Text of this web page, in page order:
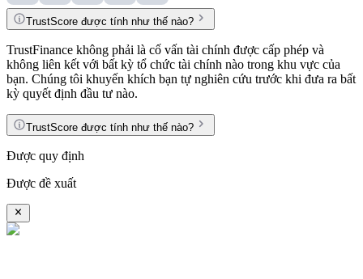
TrustScore được tính như thế nào?
TrustFinance không phải là cố vấn tài chính được cấp phép và
không liên kết với bất kỳ tổ chức tài chính nào trong khu vực của
bạn. Chúng tôi khuyến khích bạn tự nghiên cứu trước khi đưa ra bất
kỳ quyết định đầu tư nào.
TrustScore được tính như thế nào?
Được quy định
Được đề xuất